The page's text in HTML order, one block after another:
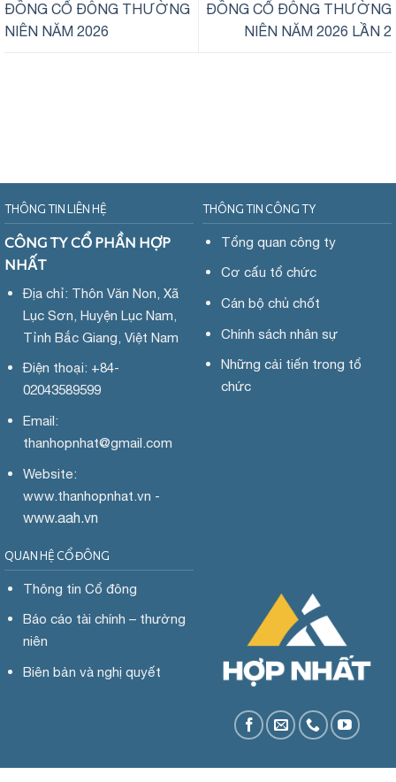
ĐỒNG CỔ ĐÔNG THƯỜNG
NIÊN NĂM 2026
ĐỒNG CỔ ĐÔNG THƯỜNG
NIÊN NĂM 2026 LẦN 2
THÔNG TIN LIÊN HỆ
CÔNG TY CỔ PHẦN HỢP
NHẤT
Địa chỉ: Thôn Văn Non, Xã
Lục Sơn, Huyện Lục Nam,
Tỉnh Bắc Giang, Việt Nam
Điện thoại: +84-
02043589599
Email:
thanhopnhat@gmail.com
Website:
www.thanhopnhat.vn -
www.aah.vn
THÔNG TIN CÔNG TY
Tổng quan công ty
Cơ cấu tổ chức
Cán bộ chủ chốt
Chính sách nhân sự
Những cải tiến trong tổ
chức
QUAN HỆ CỔ ĐÔNG
Thông tin Cổ đông
Báo cáo tài chính – thường
niên
Biên bản và nghị quyết